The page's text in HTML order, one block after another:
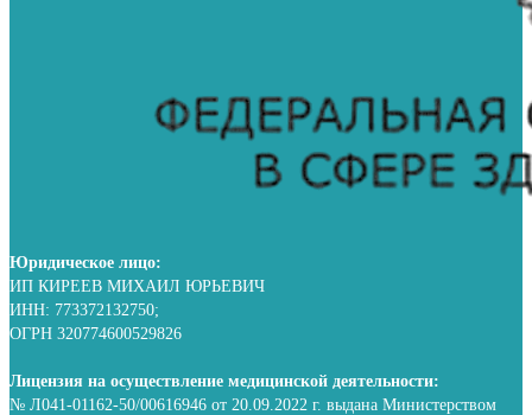
Юридическое лицо:
ИП КИРЕЕВ МИХАИЛ ЮРЬЕВИЧ
ИНН: 773372132750;
ОГРН 320774600529826
Лицензия на осуществление медицинской деятельности:
№ Л041-01162-50/00616946 от 20.09.2022 г. выдана Министерством